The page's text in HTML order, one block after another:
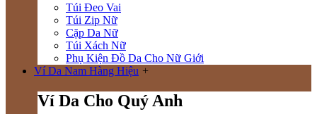
Túi Đeo Vai
Túi Zip Nữ
Cặp Da Nữ
Túi Xách Nữ
Phụ Kiện Đồ Da Cho Nữ Giới
Ví Da Nam Hàng Hiệu +
Ví Da Cho Quý Anh